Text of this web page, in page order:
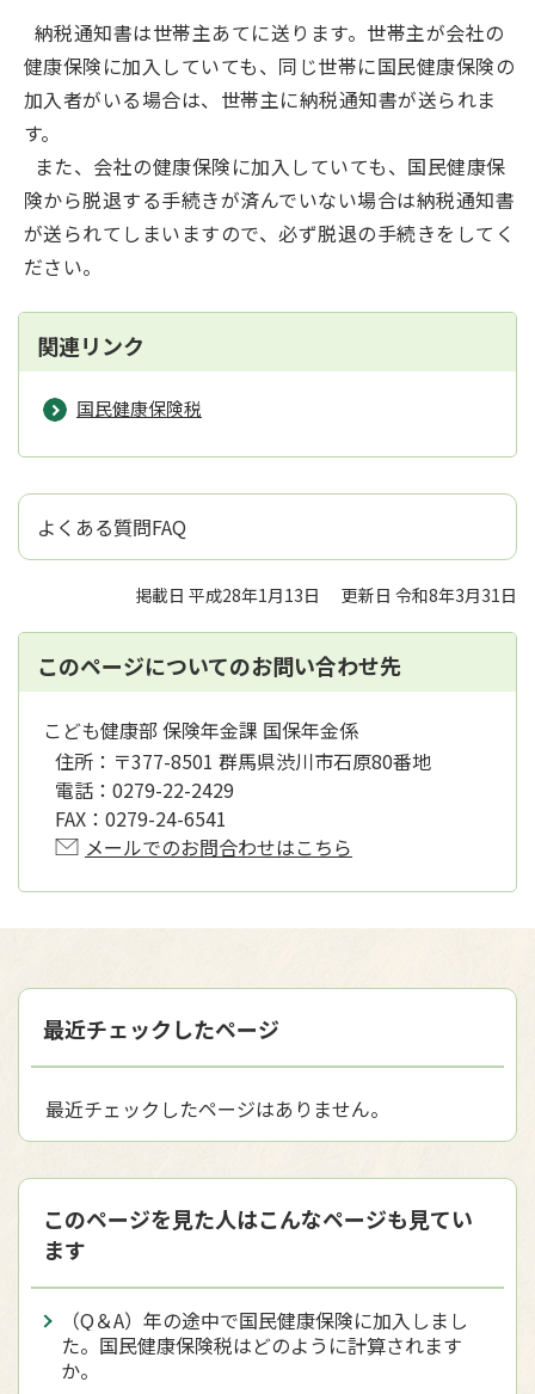
納税通知書は世帯主あてに送ります。世帯主が会社の
健康保険に加入していても、同じ世帯に国民健康保険の
加入者がいる場合は、世帯主に納税通知書が送られま
す。
また、会社の健康保険に加入していても、国民健康保
険から脱退する手続きが済んでいない場合は納税通知書
が送られてしまいますので、必ず脱退の手続きをしてく
ださい。
関連リンク
国民健康保険税
よくある質問FAQ
掲載日 平成28年1月13日 更新日 令和8年3月31日
このページについてのお問い合わせ先
こども健康部 保険年金課 国保年金係
住所： 〒377-8501 群馬県渋川市石原80番地
電話： 0279-22-2429
FAX： 0279-24-6541
メールでのお問合わせはこちら
最近チェックしたページ
最近チェックしたページはありません。
このページを見た人はこんなページも見てい
ます
（Q＆A）年の途中で国民健康保険に加入しまし
た。国民健康保険税はどのように計算されます
か。